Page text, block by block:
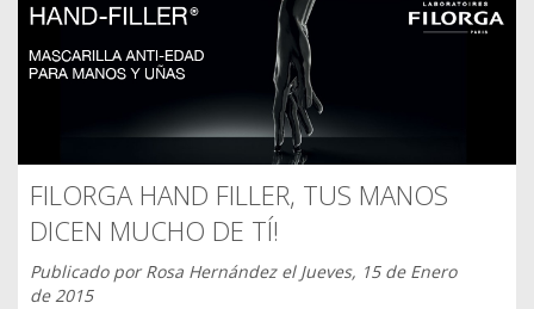
FILORGA HAND FILLER, TUS MANOS
DICEN MUCHO DE TÍ!
Publicado porRosa Hernándezel Jueves, 15 de Enero
de 2015